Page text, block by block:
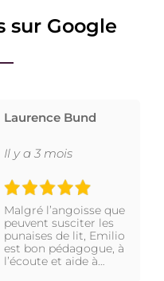
sur Google
Laurence Bund
Il y a 3 mois
Malgré l’angoisse que
peuvent susciter les
punaises de lit, Emilio
est bon pédagogue, à
l’écoute et aide à…